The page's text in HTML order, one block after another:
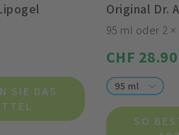
SIE DAS
Original Dr.
95 ml oder 2
CHF 28.90
95 ml
SO